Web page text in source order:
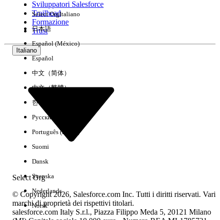
Esperienza
Nessun risultato
Sviluppatori Salesforce
Trailhead
Formazione
Trust
Italiano
Select Org
Select OrgItaliano
日本語
Español (México)
Español
中文（简体）
中文（繁體）
한국어
Русский
Português (Brasil)
Suomi
Dansk
Svenska
Nederlands
Norsk
© Copyright 2026, Salesforce.com Inc. Tutti i diritti riservati. Vari
marchi di proprietà dei rispettivi titolari.
salesforce.com Italy S.r.l., Piazza Filippo Meda 5, 20121 Milano